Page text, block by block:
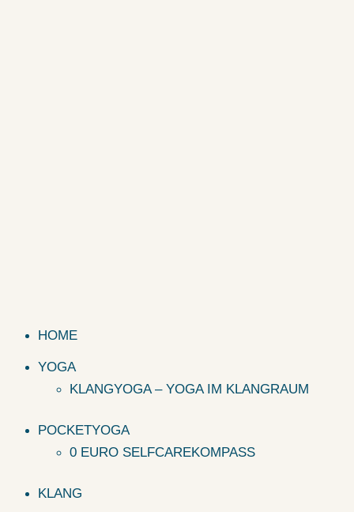
HOME
YOGA
KLANGYOGA – YOGA IM KLANGRAUM
POCKETYOGA
0 EURO SELFCAREKOMPASS
KLANG